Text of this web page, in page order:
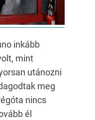
inkább
mint
utánozni
meg
nincs
él